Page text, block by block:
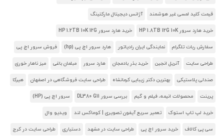
قیمت کلید لمسی غیر هوشمند آژانس دیجیتال مارکتینگ
خرید هارد سرور HP 1.8TB 12G 10K خرید هارد سرور HP 1.2TB 10K 12G
سفارش ربات تلگرام نمایندگی ایران رادیاتور هارد سرور اچ پی (hp) فروش سرور اچ پی
طراحی سایت آنریل انجین خرید بذر بادمجان هارد سرور مبلمان باغی میز ناهار خوری
صندلی پلاستیکی بهترین دکتر زیبایی کرمانشاه طراحی سایت فروشگاهی در اصفهان هیرکا
پرینت محصولات انیمه، فیلم و گیم بررسی سرور DL380 G11 سرور اچ پی (HP)
خرید لپ تاپ استوک تعمیر سریع آیفون تصویری | کوماکس لند ویدیو وال
سی پی کالاف خرید سرور اچ پی طراحی سایت در مشهد دستیاری طراحی سایت در کرج